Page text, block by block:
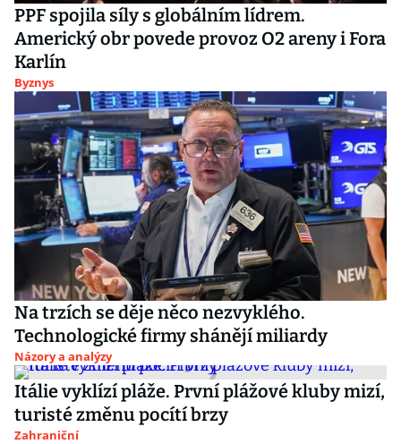
PPF spojila síly s globálním lídrem.
Americký obr povede provoz O2 areny i Fora
Karlín
Byznys
Na trzích se děje něco nezvyklého.
Technologické firmy shánějí miliardy
Názory a analýzy
Itálie vyklízí pláže. První plážové kluby mizí,
turisté změnu pocítí brzy
Zahraniční